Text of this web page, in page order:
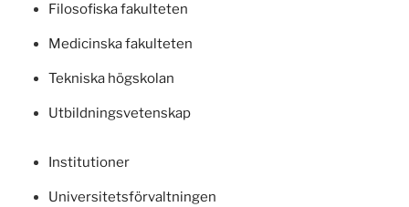
Filosofiska fakulteten
Medicinska fakulteten
Tekniska högskolan
Utbildningsvetenskap
Institutioner
Universitetsförvaltningen